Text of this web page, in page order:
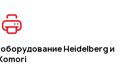
Heidelberg и